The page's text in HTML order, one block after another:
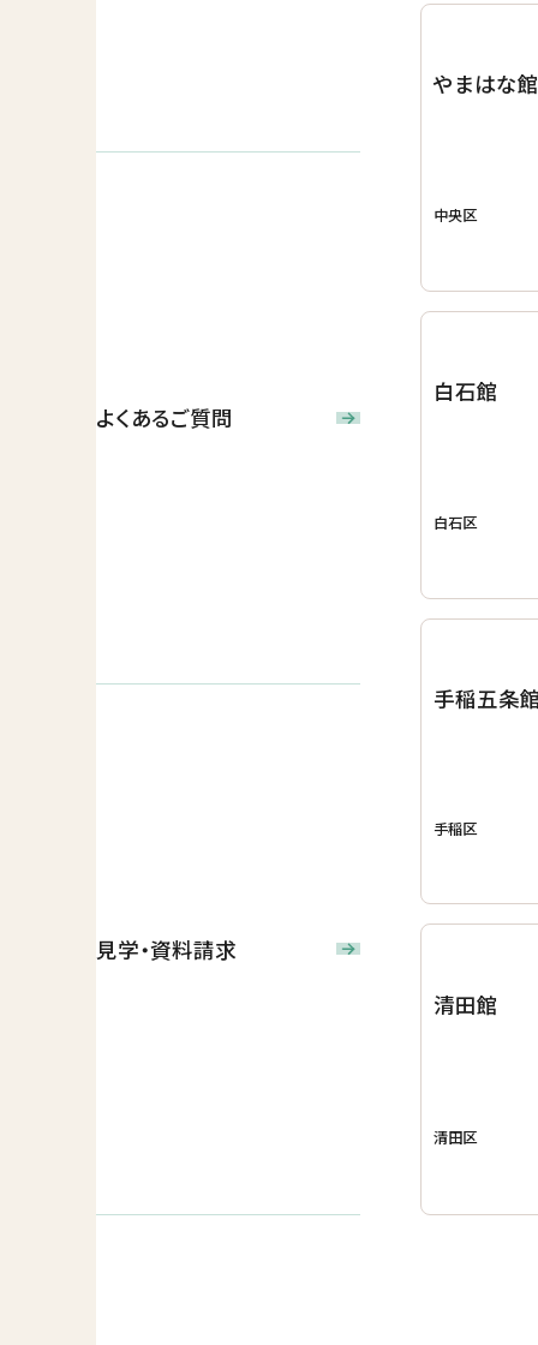
よくあるご質問
見学・資料請求
やまはな
中央区
白石館
白石区
手稲五条
手稲区
清田館
清田区